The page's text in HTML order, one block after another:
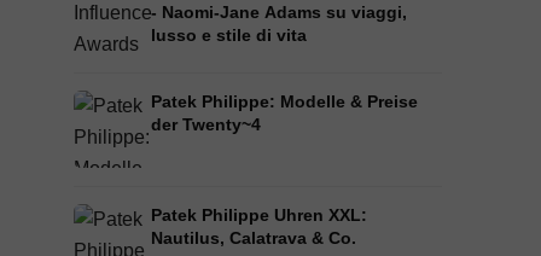
- Naomi-Jane Adams su viaggi,
lusso e stile di vita
Patek Philippe: Modelle & Preise
der Twenty~4
Patek Philippe Uhren XXL:
Nautilus, Calatrava & Co.